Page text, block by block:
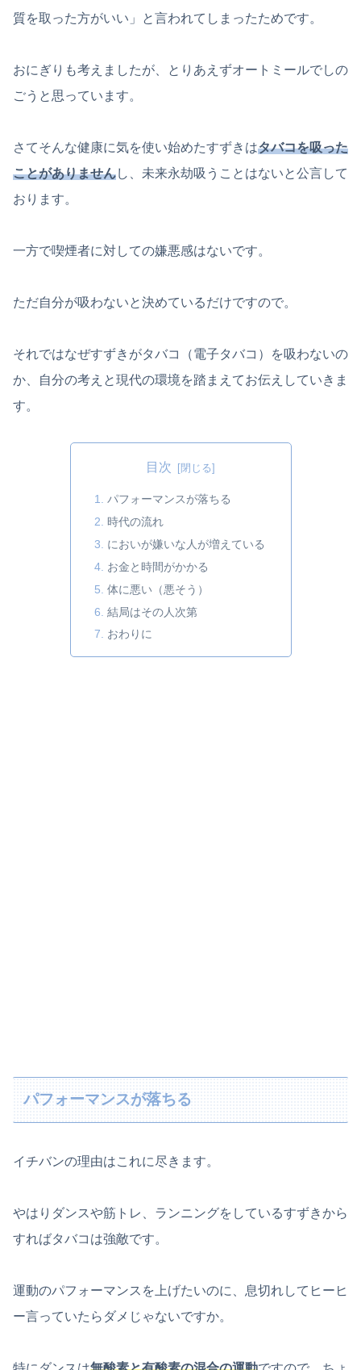
質を取った方がいい」と言われてしまったためです。
おにぎりも考えましたが、とりあえずオートミールでしの
ごうと思っています。
さてそんな健康に気を使い始めたすずきはタバコを吸った
ことがありませんし、未来永劫吸うことはないと公言して
おります。
一方で喫煙者に対しての嫌悪感はないです。
ただ自分が吸わないと決めているだけですので。
それではなぜすずきがタバコ（電子タバコ）を吸わないの
か、自分の考えと現代の環境を踏まえてお伝えしていきま
す。
目次
パフォーマンスが落ちる
時代の流れ
においが嫌いな人が増えている
お金と時間がかかる
体に悪い（悪そう）
結局はその人次第
おわりに
パフォーマンスが落ちる
イチバンの理由はこれに尽きます。
やはりダンスや筋トレ、ランニングをしているすずきから
すればタバコは強敵です。
運動のパフォーマンスを上げたいのに、息切れしてヒーヒ
ー言っていたらダメじゃないですか。